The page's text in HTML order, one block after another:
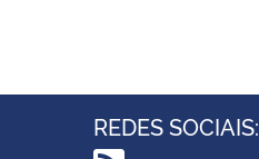
REDES SOCIAIS: